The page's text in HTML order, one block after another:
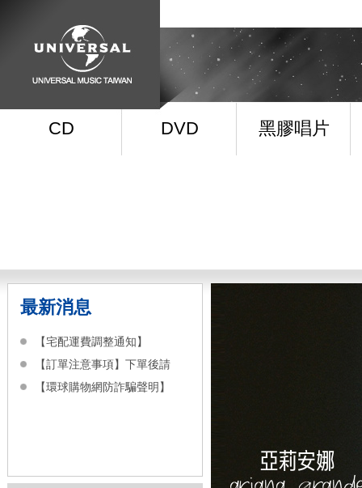
CD DVD 黑膠唱片
最新消息
【宅配運費調整通知】
【訂單注意事項】下單後請
【環球購物網防詐騙聲明】